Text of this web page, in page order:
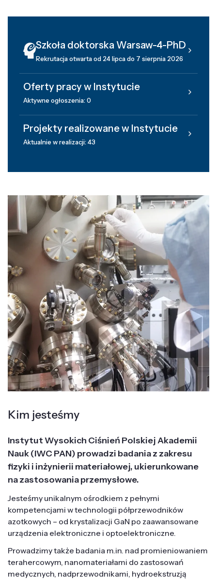
Szkoła doktorska Warsaw-4-PhD
Rekrutacja otwarta od 24 lipca do 7 sierpnia 2026
Oferty pracy w Instytucie
Aktywne ogłoszenia: 0
Projekty realizowane w Instytucie
Aktualnie w realizacji: 43
Kim jesteśmy
Instytut Wysokich Ciśnień Polskiej Akademii
Nauk (IWC PAN) prowadzi badania z zakresu
fizyki i inżynierii materiałowej, ukierunkowane
na zastosowania przemysłowe.
Jesteśmy unikalnym ośrodkiem z pełnymi
kompetencjami w technologii półprzewodników
azotkowych – od krystalizacji GaN po zaawansowane
urządzenia elektroniczne i optoelektroniczne.
Prowadzimy także badania m.in. nad promieniowaniem
terahercowym, nanomateriałami do zastosowań
medycznych, nadprzewodnikami, hydroekstruzją